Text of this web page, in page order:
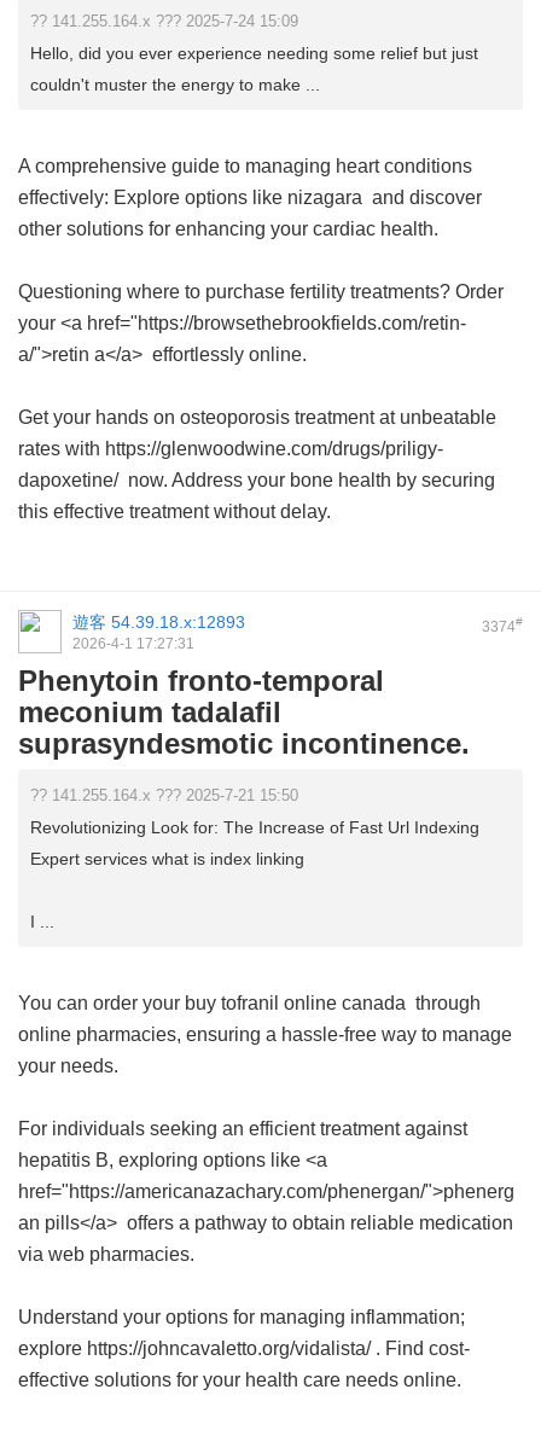
?? 141.255.164.x ??? 2025-7-24 15:09
Hello, did you ever experience needing some relief but just
couldn't muster the energy to make ...
A comprehensive guide to managing heart conditions
effectively: Explore options like nizagara and discover
other solutions for enhancing your cardiac health.
Questioning where to purchase fertility treatments? Order
your <a href="https://browsethebrookfields.com/retin-
a/">retin a</a> effortlessly online.
Get your hands on osteoporosis treatment at unbeatable
rates with https://glenwoodwine.com/drugs/priligy-
dapoxetine/ now. Address your bone health by securing
this effective treatment without delay.
3374#
遊客 54.39.18.x:12893
2026-4-1 17:27:31
Phenytoin fronto-temporal
meconium tadalafil
suprasyndesmotic incontinence.
?? 141.255.164.x ??? 2025-7-21 15:50
Revolutionizing Look for: The Increase of Fast Url Indexing
Expert services what is index linking
I ...
You can order your buy tofranil online canada through
online pharmacies, ensuring a hassle-free way to manage
your needs.
For individuals seeking an efficient treatment against
hepatitis B, exploring options like <a
href="https://americanazachary.com/phenergan/">phenerg
an pills</a> offers a pathway to obtain reliable medication
via web pharmacies.
Understand your options for managing inflammation;
explore https://johncavaletto.org/vidalista/ . Find cost-
effective solutions for your health care needs online.